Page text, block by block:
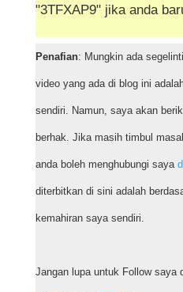
"3TFXAP9" jika anda
Penafian: Mungkin ada
video yang ada di blog ini
sendiri. Namun, saya akan
berhak. Jika masih timbul
anda boleh menghubungi saya
diterbitkan di sini adalah
kemahiran saya sendiri.
Jangan lupa untuk Follow saya